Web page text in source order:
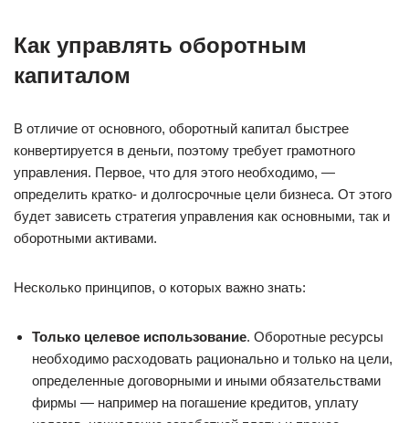
Как управлять оборотным
капиталом
В отличие от основного, оборотный капитал быстрее
конвертируется в деньги, поэтому требует грамотного
управления. Первое, что для этого необходимо, —
определить кратко- и долгосрочные цели бизнеса. От этого
будет зависеть стратегия управления как основными, так и
оборотными активами.
Несколько принципов, о которых важно знать:
Только целевое использование. Оборотные ресурсы
необходимо расходовать рационально и только на цели,
определенные договорными и иными обязательствами
фирмы — например на погашение кредитов, уплату